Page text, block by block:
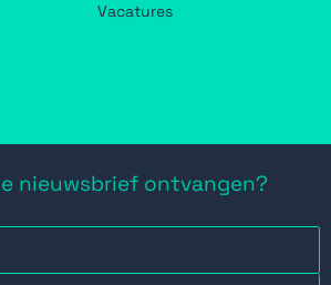
Vacatures
nieuwsbrief ontvangen?